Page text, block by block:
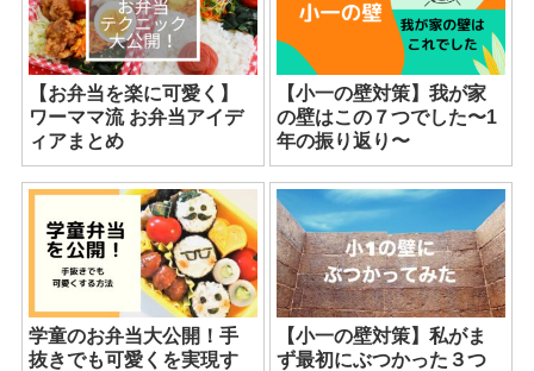
【お弁当を楽に可愛く】
ワーママ流 お弁当アイデ
ィアまとめ
【小一の壁対策】我が家
の壁はこの７つでした〜1
年の振り返り〜
学童のお弁当大公開！手
抜きでも可愛くを実現す
【小一の壁対策】私がま
ず最初にぶつかった３つ